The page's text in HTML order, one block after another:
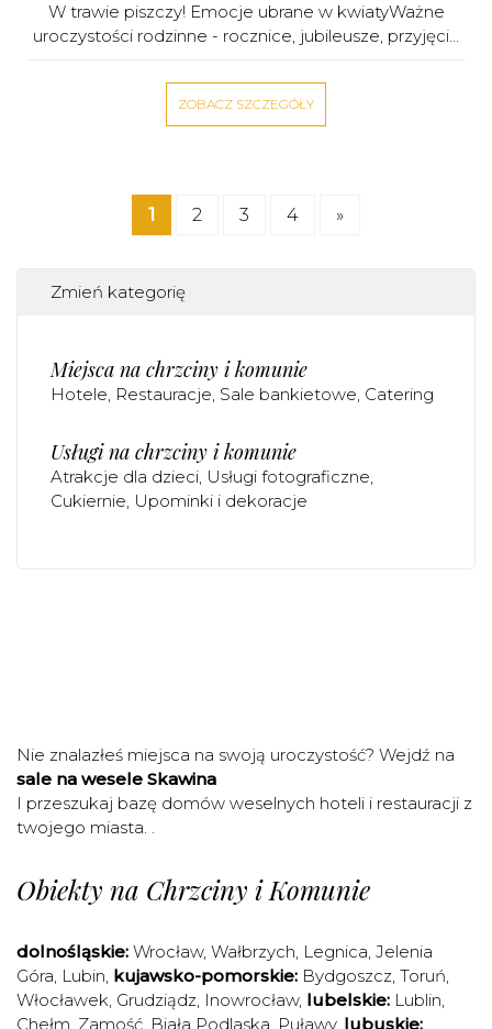
W trawie piszczy! Emocje ubrane w kwiatyWażne
uroczystości rodzinne - rocznice, jubileusze, przyjęci...
ZOBACZ SZCZEGÓŁY
1 2 3 4 »
Zmień kategorię
Miejsca na chrzciny i komunie
Hotele Restauracje Sale bankietowe Catering
Usługi na chrzciny i komunie
Atrakcje dla dzieci Usługi fotograficzne
Cukiernie Upominki i dekoracje
Nie znalazłeś miejsca na swoją uroczystość? Wejdź na
sale na wesele Skawina
I przeszukaj bazę domów weselnych hoteli i restauracji z
twojego miasta. .
Obiekty na Chrzciny i Komunie
dolnośląskie: Wrocław, Wałbrzych, Legnica, Jelenia
Góra, Lubin, kujawsko-pomorskie: Bydgoszcz, Toruń,
Włocławek, Grudziądz, Inowrocław, lubelskie: Lublin,
Chełm, Zamość, Biała Podlaska, Puławy, lubuskie: